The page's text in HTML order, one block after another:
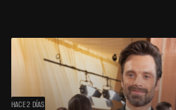
HACE 2 DÍAS